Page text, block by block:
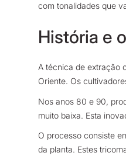
com tonalidades que
História e
A técnica de extração
Oriente. Os
Nos anos 80 e 90,
muito baixa. Esta
O processo consiste
da planta. Estes